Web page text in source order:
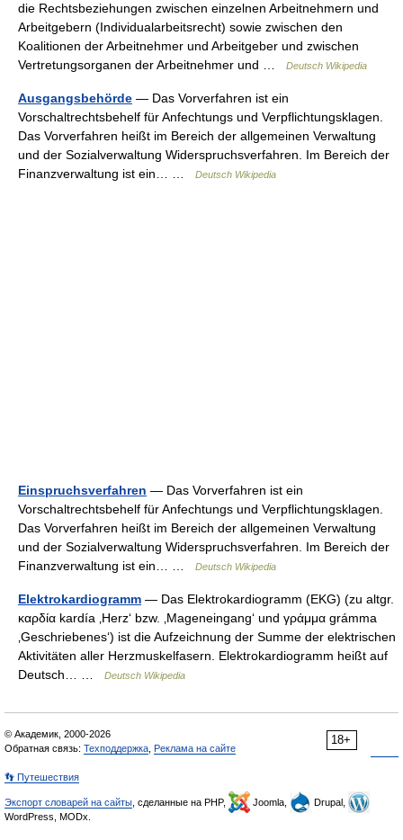
die Rechtsbeziehungen zwischen einzelnen Arbeitnehmern und
Arbeitgebern (Individualarbeitsrecht) sowie zwischen den
Koalitionen der Arbeitnehmer und Arbeitgeber und zwischen
Vertretungsorganen der Arbeitnehmer und …
Deutsch Wikipedia
Ausgangsbehörde — Das Vorverfahren ist ein
Vorschaltrechtsbehelf für Anfechtungs und Verpflichtungsklagen.
Das Vorverfahren heißt im Bereich der allgemeinen Verwaltung
und der Sozialverwaltung Widerspruchsverfahren. Im Bereich der
Finanzverwaltung ist ein… …
Deutsch Wikipedia
Einspruchsverfahren — Das Vorverfahren ist ein
Vorschaltrechtsbehelf für Anfechtungs und Verpflichtungsklagen.
Das Vorverfahren heißt im Bereich der allgemeinen Verwaltung
und der Sozialverwaltung Widerspruchsverfahren. Im Bereich der
Finanzverwaltung ist ein… …
Deutsch Wikipedia
Elektrokardiogramm — Das Elektrokardiogramm (EKG) (zu altgr.
καρδία kardía ‚Herz‘ bzw. ‚Mageneingang‘ und γράμμα grámma
‚Geschriebenes‘) ist die Aufzeichnung der Summe der elektrischen
Aktivitäten aller Herzmuskelfasern. Elektrokardiogramm heißt auf
Deutsch… …
Deutsch Wikipedia
18+
© Академик, 2000-2026
Обратная связь: Техподдержка Реклама на сайте
👣 Путешествия
Экспорт словарей на сайты , сделанные на PHP, Joomla,
Drupal,
WordPress, MODx.